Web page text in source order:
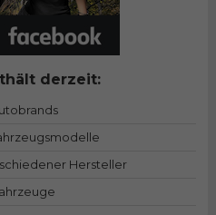
derzeit:
Hersteller